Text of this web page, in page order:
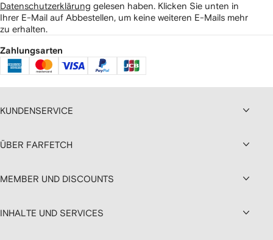
Datenschutzerklärung gelesen haben. Klicken Sie unten in
Ihrer E-Mail auf Abbestellen, um keine weiteren E-Mails mehr
zu erhalten.
Zahlungsarten
KUNDENSERVICE
ÜBER FARFETCH
MEMBER UND DISCOUNTS
INHALTE UND SERVICES